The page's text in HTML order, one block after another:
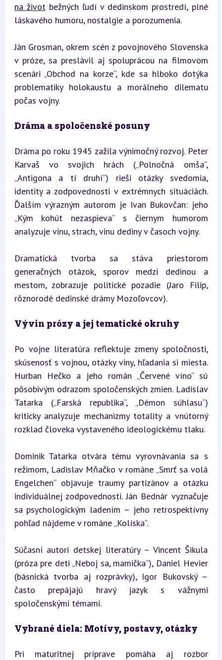
na život bežných ľudí v dedinskom prostredí, plné
láskavého humoru, nostalgie a porozumenia.
Ján Grosman, okrem scén z povojnového Slovenska
v próze, sa preslávil aj spoluprácou na filmovom
scenári „Obchod na korze“, kde sa hlboko dotýka
problematiky holokaustu a morálneho dilematu
počas vojny.
Dráma a spoločenské posuny
Dráma po roku 1945 zažila výnimočný rozvoj. Peter
Karvaš vo svojich hrách („Polnočná omša“,
„Antigona a tí druhí“) rieši otázky svedomia,
identity a zodpovednosti v extrémnych situáciách.
Ďalším výrazným autorom je Ivan Bukovčan: jeho
„Kým kohút nezaspieva“ s čiernym humorom
analyzuje vinu, strach, vinu dediny v časoch vojny.
Dramatická tvorba sa stáva priestorom
generačných otázok, sporov medzi dedinou a
mestom, zobrazuje politické pozadie (Jaro Filip,
rôznorodé dedinské drámy Mozoľovcov).
Vývin prózy a jej tematické okruhy
Po vojne literatúra reflektuje zmeny spoločnosti,
skúsenosť s vojnou, otázky viny, hľadania si miesta.
Hurban Hečko a jeho román „Červené víno“ sú
pôsobivým odrazom spoločenských zmien. Ladislav
Tatarka („Farská republika“, „Démon súhlasu“)
kriticky analyzuje mechanizmy totality a vnútorný
rozklad človeka vystaveného ideologickému tlaku.
Dominik Tatarka otvára tému vyrovnávania sa s
režimom, Ladislav Mňačko v románe „Smrť sa volá
Engelchen“ objavuje traumy partizánov a otázku
individuálnej zodpovednosti. Ján Bednár vyznačuje
sa psychologickým ladením – jeho retrospektívny
pohľad nájdeme v románe „Kolíska“.
Súčasní autori detskej literatúry – Vincent Šikula
(próza pre deti „Neboj sa, mamička“), Daniel Hevier
(básnická tvorba aj rozprávky), Igor Bukovský –
často prepájajú hravý jazyk s vážnymi
spoločenskými témami.
Vybrané diela: Motívy, postavy, otázky
Pri maturitnej príprave pomáha aj rozbor